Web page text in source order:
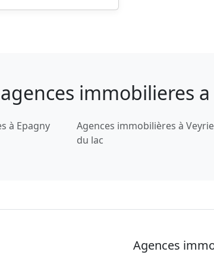
immobilieres
à Epagny
Agences immobilières à
du lac
Agences